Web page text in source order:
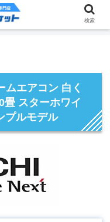
ムエアコン 白く
畳 スターホワイ
プルモデル
検索